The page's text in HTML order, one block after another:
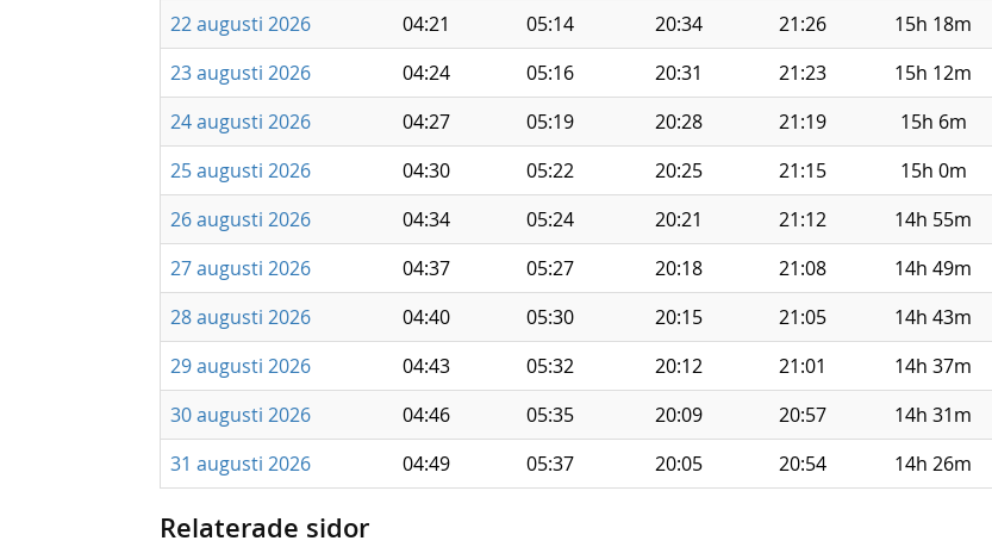
22 augusti 2026
04:21 05:14 20:34 21:26
15h 18m
23 augusti 2026
04:24 05:16 20:31 21:23
15h 12m
24 augusti 2026
04:27 05:19 20:28 21:19
15h 6m
25 augusti 2026
04:30 05:22 20:25 21:15
15h 0m
26 augusti 2026
04:34 05:24 20:21 21:12
14h 55m
27 augusti 2026
04:37 05:27 20:18 21:08
14h 49m
28 augusti 2026
04:40 05:30 20:15 21:05
14h 43m
29 augusti 2026
04:43 05:32 20:12 21:01
14h 37m
30 augusti 2026
04:46 05:35 20:09 20:57
14h 31m
31 augusti 2026
04:49 05:37 20:05 20:54 14h 26m
Relaterade sidor